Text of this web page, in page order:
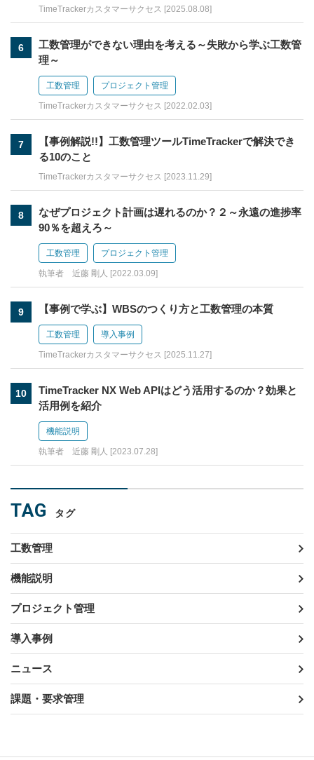
TimeTrackerカスタマーサクセス [2025.08.08]
6
工数管理ができない理由を考える～失敗から学ぶ工数管
理～
工数管理 プロジェクト管理
TimeTrackerカスタマーサクセス [2022.02.03]
7
【事例解説!!】工数管理ツールTimeTrackerで解決でき
る10のこと
TimeTrackerカスタマーサクセス [2023.11.29]
8
なぜプロジェクト計画は遅れるのか？２～永遠の進捗率
90％を超えろ～
工数管理 プロジェクト管理
執筆者 近藤 剛人 [2022.03.09]
9 【事例で学ぶ】WBSのつくり方と工数管理の本質
工数管理 導入事例
TimeTrackerカスタマーサクセス [2025.11.27]
10
TimeTracker NX Web APIはどう活用するのか？効果と
活用例を紹介
機能説明
執筆者 近藤 剛人 [2023.07.28]
TAG タグ
工数管理
機能説明
プロジェクト管理
導入事例
ニュース
課題・要求管理